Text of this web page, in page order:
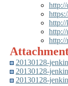
http://
20130128-
20130128-
20130128-